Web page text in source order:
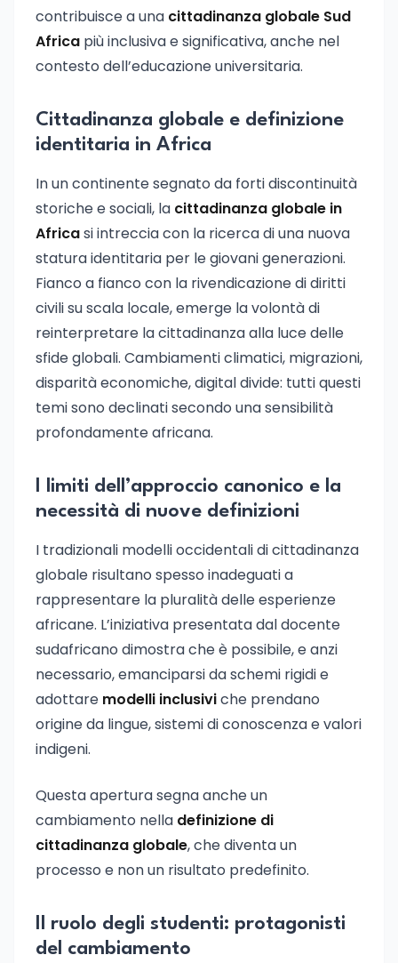
contribuisce a una cittadinanza globale Sud
Africa più inclusiva e significativa, anche nel
contesto dell’educazione universitaria.
Cittadinanza globale e definizione
identitaria in Africa
In un continente segnato da forti discontinuità
storiche e sociali, la cittadinanza globale in
Africasi intreccia con la ricerca di una nuova
statura identitaria per le giovani generazioni.
Fianco a fianco con la rivendicazione di diritti
civili su scala locale, emerge la volontà di
reinterpretare la cittadinanza alla luce delle
sfide globali. Cambiamenti climatici, migrazioni,
disparità economiche, digital divide: tutti questi
temi sono declinati secondo una sensibilità
profondamente africana.
I limiti dell’approccio canonico e la
necessità di nuove definizioni
I tradizionali modelli occidentali di cittadinanza
globale risultano spesso inadeguati a
rappresentare la pluralità delle esperienze
africane. L’iniziativa presentata dal docente
sudafricano dimostra che è possibile, e anzi
necessario, emanciparsi da schemi rigidi e
adottare modelli inclusiviche prendano
origine da lingue, sistemi di conoscenza e valori
indigeni.
Questa apertura segna anche un
cambiamento nella definizione di
cittadinanza globale, che diventa un
processo e non un risultato predefinito.
Il ruolo degli studenti: protagonisti
del cambiamento